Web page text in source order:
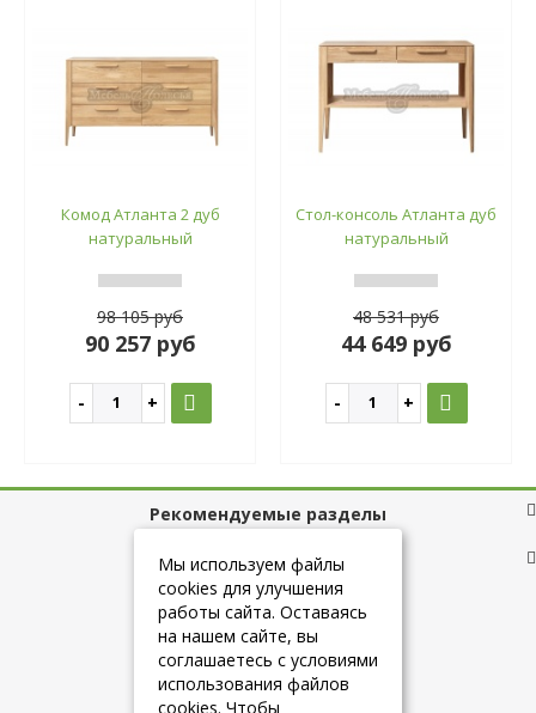
Комод Атланта 2 дуб
натуральный
98 105 руб
90 257 руб
Стол-консоль Атланта дуб
натуральный
48 531 руб
44 649 руб
Рекомендуемые разделы
Полезные ссылки
+7 (925) 084-10-60
Мы используем файлы
cookies для улучшения
работы сайта. Оставаясь
на нашем сайте, вы
соглашаетесь с условиями
использования файлов
cookies. Чтобы